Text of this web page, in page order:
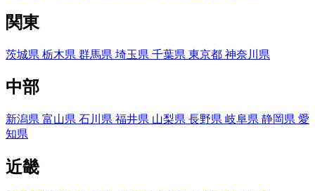
関東
茨城県 栃木県 群馬県 埼玉県 千葉県 東京都 神奈川県
中部
新潟県 富山県 石川県 福井県 山梨県 長野県 岐阜県 静岡県 愛
知県
近畿